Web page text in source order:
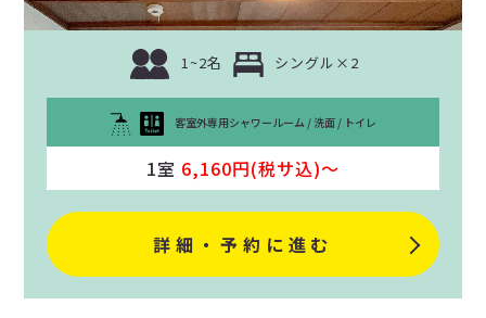
1~2名 シングル×2
客室外専用シャワールーム / 洗面 / トイレ
1室 6,160円(税サ込)〜
詳細・予約に進む